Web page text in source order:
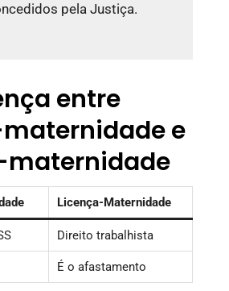
pela Justiça.
entre
e
Licença-Maternidade
Direito trabalhista
É o afastamento